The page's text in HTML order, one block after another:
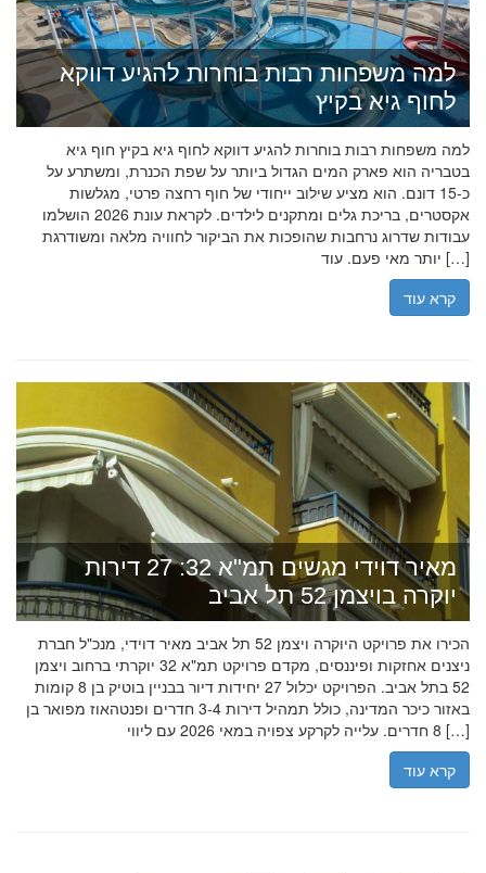
למה משפחות רבות בוחרות להגיע דווקא
לחוף גיא בקיץ
למה משפחות רבות בוחרות להגיע דווקא לחוף גיא בקיץ חוף גיא
בטבריה הוא פארק המים הגדול ביותר על שפת הכנרת, ומשתרע על
כ-15 דונם. הוא מציע שילוב ייחודי של חוף רחצה פרטי, מגלשות
אקסטרים, בריכת גלים ומתקנים לילדים. לקראת עונת 2026 הושלמו
עבודות שדרוג נרחבות שהופכות את הביקור לחוויה מלאה ומשודרגת
יותר מאי פעם. עוד […]
קרא עוד
מאיר דוידי מגשים תמ"א 32: 27 דירות
יוקרה בויצמן 52 תל אביב
הכירו את פרויקט היוקרה ויצמן 52 תל אביב מאיר דוידי, מנכ"ל חברת
ניצנים אחזקות ופיננסים, מקדם פרויקט תמ"א 32 יוקרתי ברחוב ויצמן
52 בתל אביב. הפרויקט יכלול 27 יחידות דיור בבניין בוטיק בן 8 קומות
באזור כיכר המדינה, כולל תמהיל דירות 3-4 חדרים ופנטהאוז מפואר בן
8 חדרים. עלייה לקרקע צפויה במאי 2026 עם ליווי […]
קרא עוד